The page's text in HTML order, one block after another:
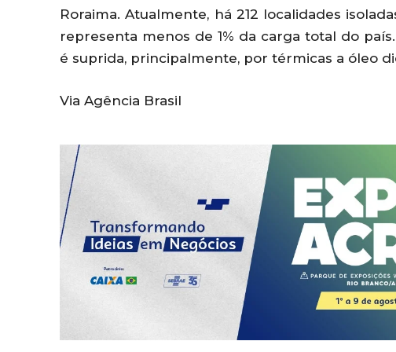
Roraima. Atualmente, há 212 localidades
representa menos de 1% da carga total do
é suprida, principalmente, por térmicas a óleo
Via Agência Brasil